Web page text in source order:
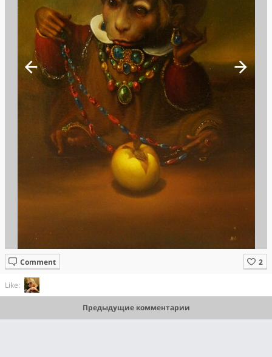
Comment
Like:
Предыдущие комментарии